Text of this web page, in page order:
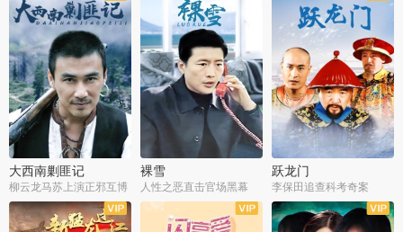
大西南剿匪记
柳云龙马苏上演正邪互博
裸雪
人性之恶直击官场黑幕
跃龙门
李保田追查科考奇案
全36集
全37集 全30集